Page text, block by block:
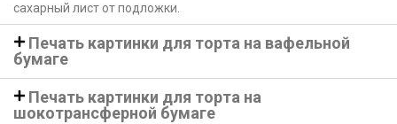
сахарный лист от подложки.
Печать картинки для торта на вафельной
бумаге
Печать картинки для торта на
шокотрансферной бумаге